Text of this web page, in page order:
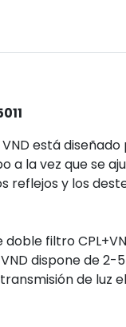
VND está
a la vez que se
reflejos y los
filtro
dispone de 2-
de luz